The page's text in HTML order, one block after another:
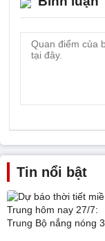
Tin nổi bật